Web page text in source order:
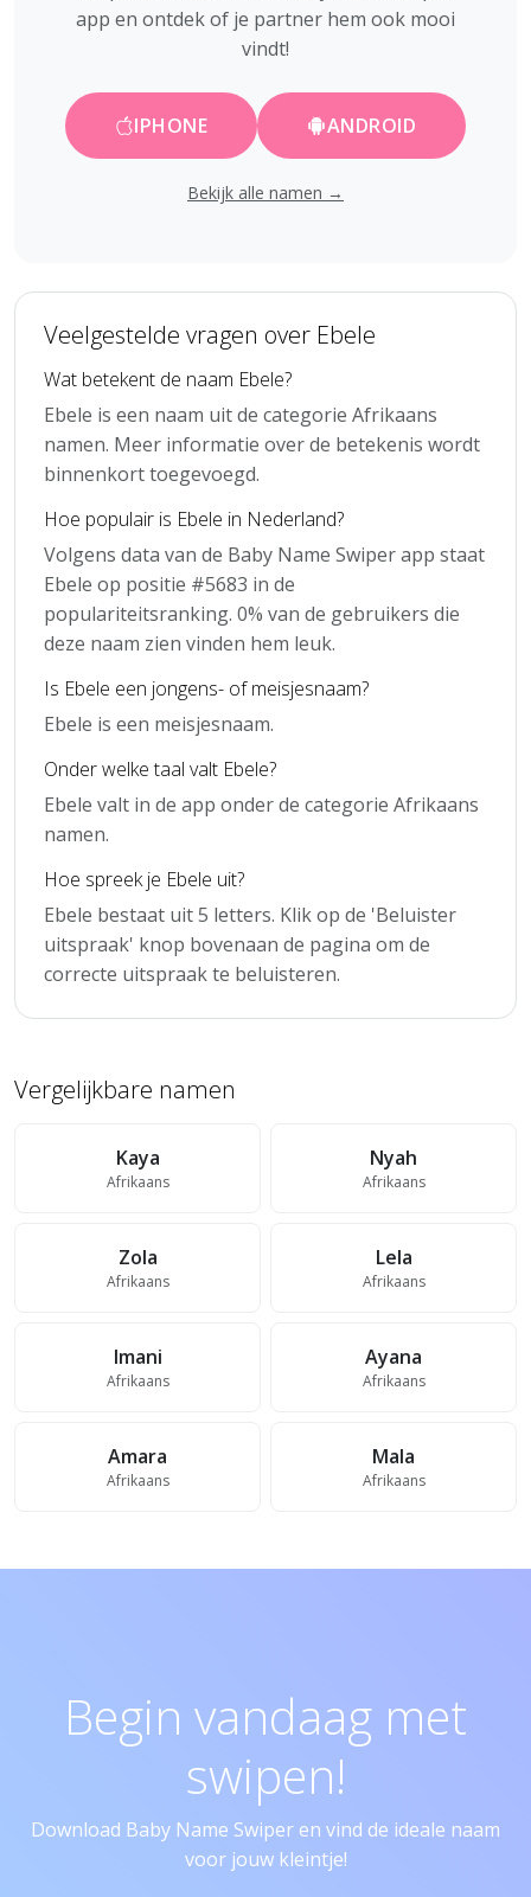
app en ontdek of je partner hem ook mooi
vindt!
IPHONE ANDROID
Bekijk alle namen →
Veelgestelde vragen over Ebele
Wat betekent de naam Ebele?
Ebele is een naam uit de categorie Afrikaans
namen. Meer informatie over de betekenis wordt
binnenkort toegevoegd.
Hoe populair is Ebele in Nederland?
Volgens data van de Baby Name Swiper app staat
Ebele op positie #5683 in de
populariteitsranking. 0% van de gebruikers die
deze naam zien vinden hem leuk.
Is Ebele een jongens- of meisjesnaam?
Ebele is een meisjesnaam.
Onder welke taal valt Ebele?
Ebele valt in de app onder de categorie Afrikaans
namen.
Hoe spreek je Ebele uit?
Ebele bestaat uit 5 letters. Klik op de 'Beluister
uitspraak' knop bovenaan de pagina om de
correcte uitspraak te beluisteren.
Vergelijkbare namen
Kaya
Afrikaans
Nyah
Afrikaans
Zola
Afrikaans
Lela
Afrikaans
Imani
Afrikaans
Ayana
Afrikaans
Amara
Afrikaans
Mala
Afrikaans
Begin vandaag met
swipen!
Download Baby Name Swiper en vind de ideale naam
voor jouw kleintje!